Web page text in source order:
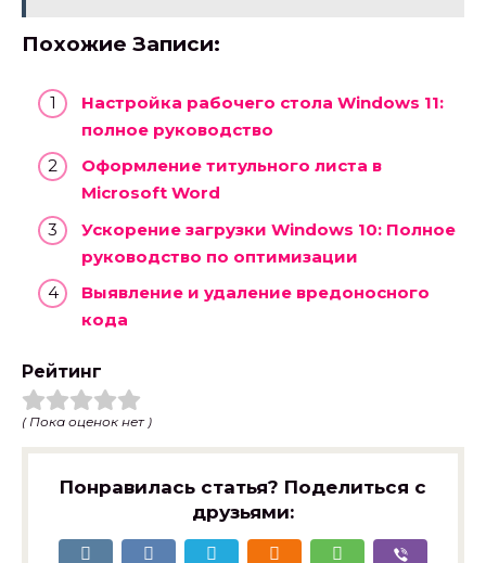
Похожие Записи:
Настройка рабочего стола Windows 11:
полное руководство
Оформление титульного листа в
Microsoft Word
Ускорение загрузки Windows 10: Полное
руководство по оптимизации
Выявление и удаление вредоносного
кода
Рейтинг
( Пока оценок нет )
Понравилась статья? Поделиться с
друзьями: